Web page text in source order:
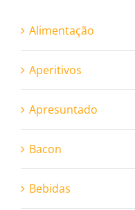
Alimentação
Aperitivos
Apresuntado
Bacon
Bebidas